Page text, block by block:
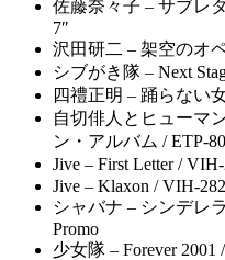
佐藤奈々子 – サブレ
7″
沢田研二 – 架空のオ
シブがき隊 – Next
四禮正明 – 踊らない
自切俳人とヒューマ
ン・アルバム / ETP-
Jive – First Letter /
Jive – Klaxon / VIH-
シャバナ – シンデレ
Promo
少女隊 – Forever 2001